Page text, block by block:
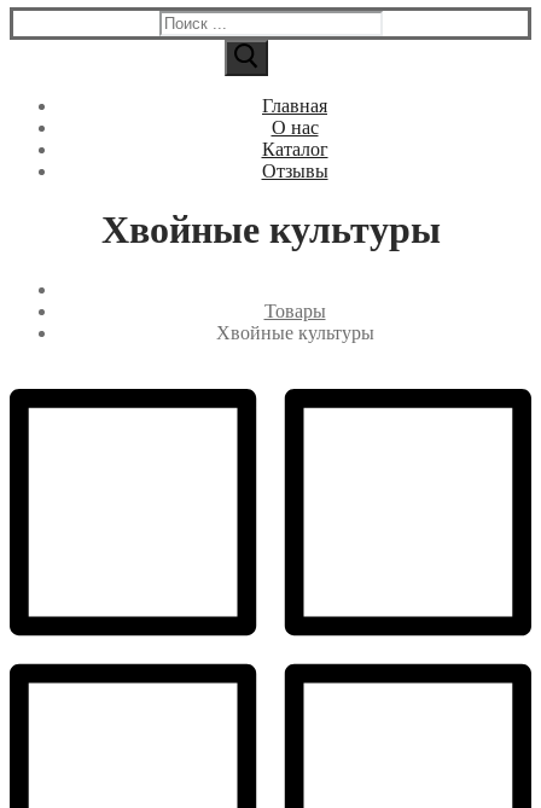
Искать:
Главная
О нас
Каталог
Отзывы
Хвойные культуры
Товары
Хвойные культуры